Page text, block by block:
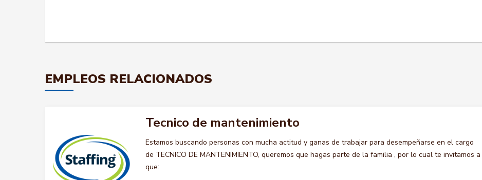
EMPLEOS RELACIONADOS
Tecnico de mantenimiento
Estamos buscando personas con mucha actitud y ganas de trabajar para desempeñarse en el cargo
de TECNICO DE MANTENIMIENTO, queremos que hagas parte de la familia , por lo cual te invitamos a
que: